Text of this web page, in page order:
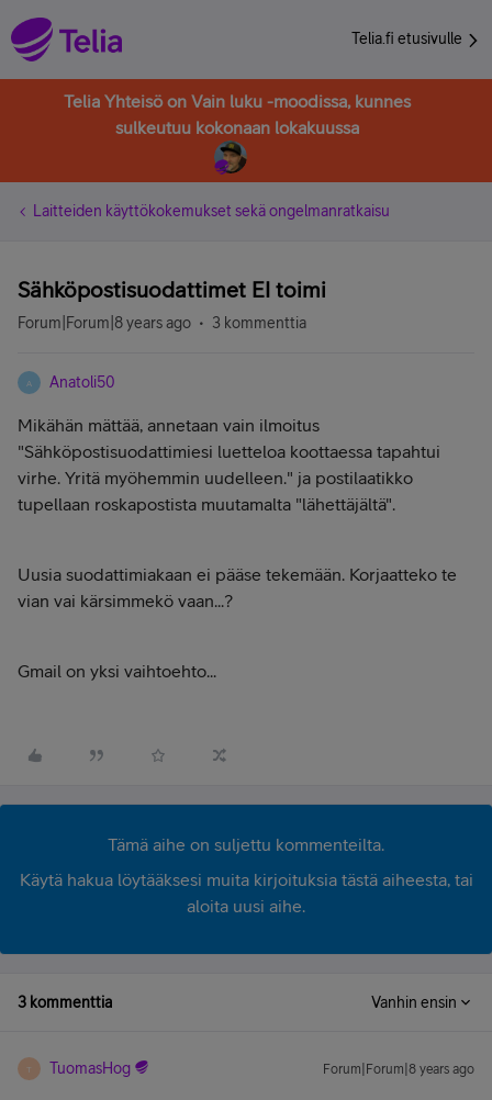
Telia.fi etusivulle
Telia Yhteisö on Vain luku -moodissa, kunnes
sulkeutuu kokonaan lokakuussa
Laitteiden käyttökokemukset sekä ongelmanratkaisu
Sähköpostisuodattimet EI toimi
Forum|Forum|8 years ago 3 kommenttia
A Anatoli50
Mikähän mättää, annetaan vain ilmoitus
"Sähköpostisuodattimiesi luetteloa koottaessa tapahtui
virhe. Yritä myöhemmin uudelleen." ja postilaatikko
tupellaan roskapostista muutamalta "lähettäjältä".
Uusia suodattimiakaan ei pääse tekemään. Korjaatteko te
vian vai kärsimmekö vaan...?
Gmail on yksi vaihtoehto...
Tämä aihe on suljettu kommenteilta.
Käytä hakua löytääksesi muita kirjoituksia tästä aiheesta, tai
aloita uusi aihe.
3 kommenttia Vanhin ensin
T TuomasHog Forum|Forum|8 years ago